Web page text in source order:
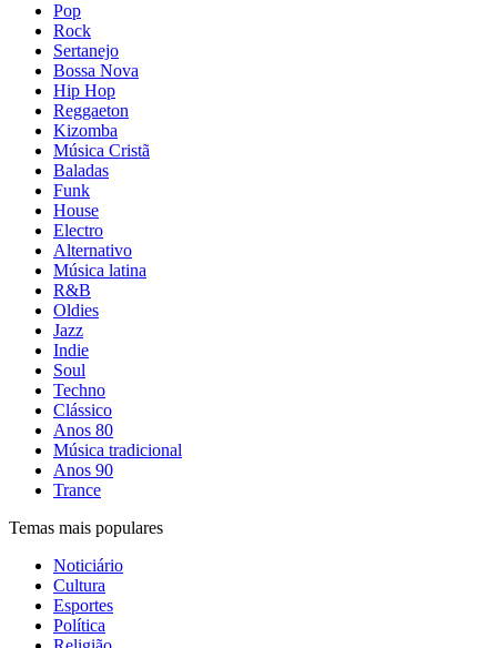
Pop
Rock
Sertanejo
Bossa Nova
Hip Hop
Reggaeton
Kizomba
Música Cristã
Baladas
Funk
House
Electro
Alternativo
Música latina
R&B
Oldies
Jazz
Indie
Soul
Techno
Clássico
Anos 80
Música tradicional
Anos 90
Trance
Temas mais populares
Noticiário
Cultura
Esportes
Política